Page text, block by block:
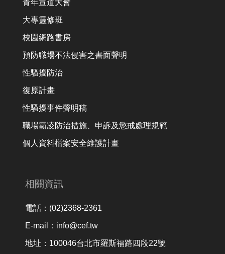
青年宣道大會
大專靈修班
校園網路書房
預防職場不法侵害之書面聲明
性騷擾防治
復原計畫
性騷擾事件聲明稿
職場霸凌防治措施、申訴及懲戒處理規範
個人資料檔案安全維護計畫
相關資訊
電話：(02)2368-2361
E-mail：info@cef.tw
地址：100046台北市羅斯福路四段22號